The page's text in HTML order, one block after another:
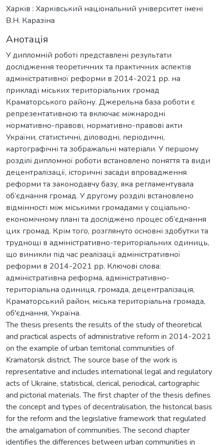
Харків : Харківський національний університет імені
В.Н. Каразіна
Анотація
У дипломній роботі представлені результати
дослідження теоретичних та практичних аспектів
адміністративної реформи в 2014-2021 рр. на
прикладі міських територіальних громад
Краматорського району. Джерельна база роботи є
репрезентативною та включає міжнародні
нормативно-правові, нормативно-правові акти
України, статистичні, діловодні, періодичні,
картографічні та зображальні матеріали. У першому
розділі дипломної роботи встановлено поняття та види
децентралізації, історичні засади впровадження
реформи та законодавчу базу, яка регламентувала
об’єднання громад. У другому розділі встановлено
відмінності між міськими громадами у соціально-
економічному плані та досліджено процес об’єднання
цих громад. Крім того, розглянуто основні здобутки та
труднощі в адміністративно-територіальних одиниць,
що виникли під час реалізації адміністративної
реформи в 2014-2021 рр. Ключові слова:
адміністративна реформа, адміністративно-
територіальна одиниця, громада, децентралізація,
Краматорський район, міська територіальна громада,
об'єднання, Україна.
The thesis presents the results of the study of theoretical
and practical aspects of administrative reform in 2014-2021
on the example of urban territorial communities of
Kramatorsk district. The source base of the work is
representative and includes international legal and regulatory
acts of Ukraine, statistical, clerical, periodical, cartographic
and pictorial materials. The first chapter of the thesis defines
the concept and types of decentralisation, the historical basis
for the reform and the legislative framework that regulated
the amalgamation of communities. The second chapter
identifies the differences between urban communities in